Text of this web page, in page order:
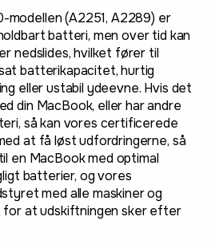
modellen (A2251, A2289) er
batteri, men over tid kan
nedslides, hvilket fører til
batterikapacitet, hurtig
eller ustabil ydeevne. Hvis det
din MacBook, eller har andre
så kan vores certificerede
at få løst udfordringerne, så
en MacBook med optimal
batterier, og vores
med alle maskiner og
at udskiftningen sker efter